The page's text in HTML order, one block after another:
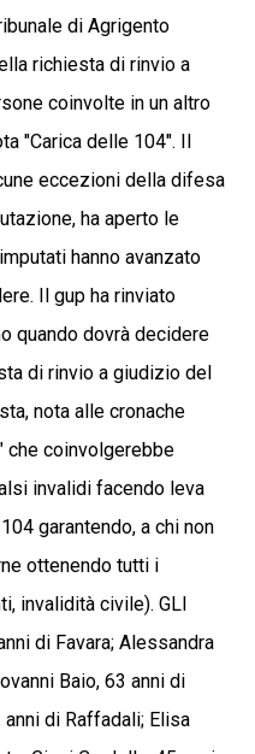
di Agrigento
richiesta di rinvio a
coinvolte in un altro
"Carica delle 104". Il
eccezioni della difesa
ha aperto le
hanno avanzato
Il gup ha rinviato
quando dovrà decidere
di rinvio a giudizio del
nota alle cronache
che coinvolgerebbe
invalidi facendo leva
garantendo, a chi non
ottenendo tutti i
invalidità civile). GLI
di Favara; Alessandra
Baio, 63 anni di
anni di Raffadali; Elisa